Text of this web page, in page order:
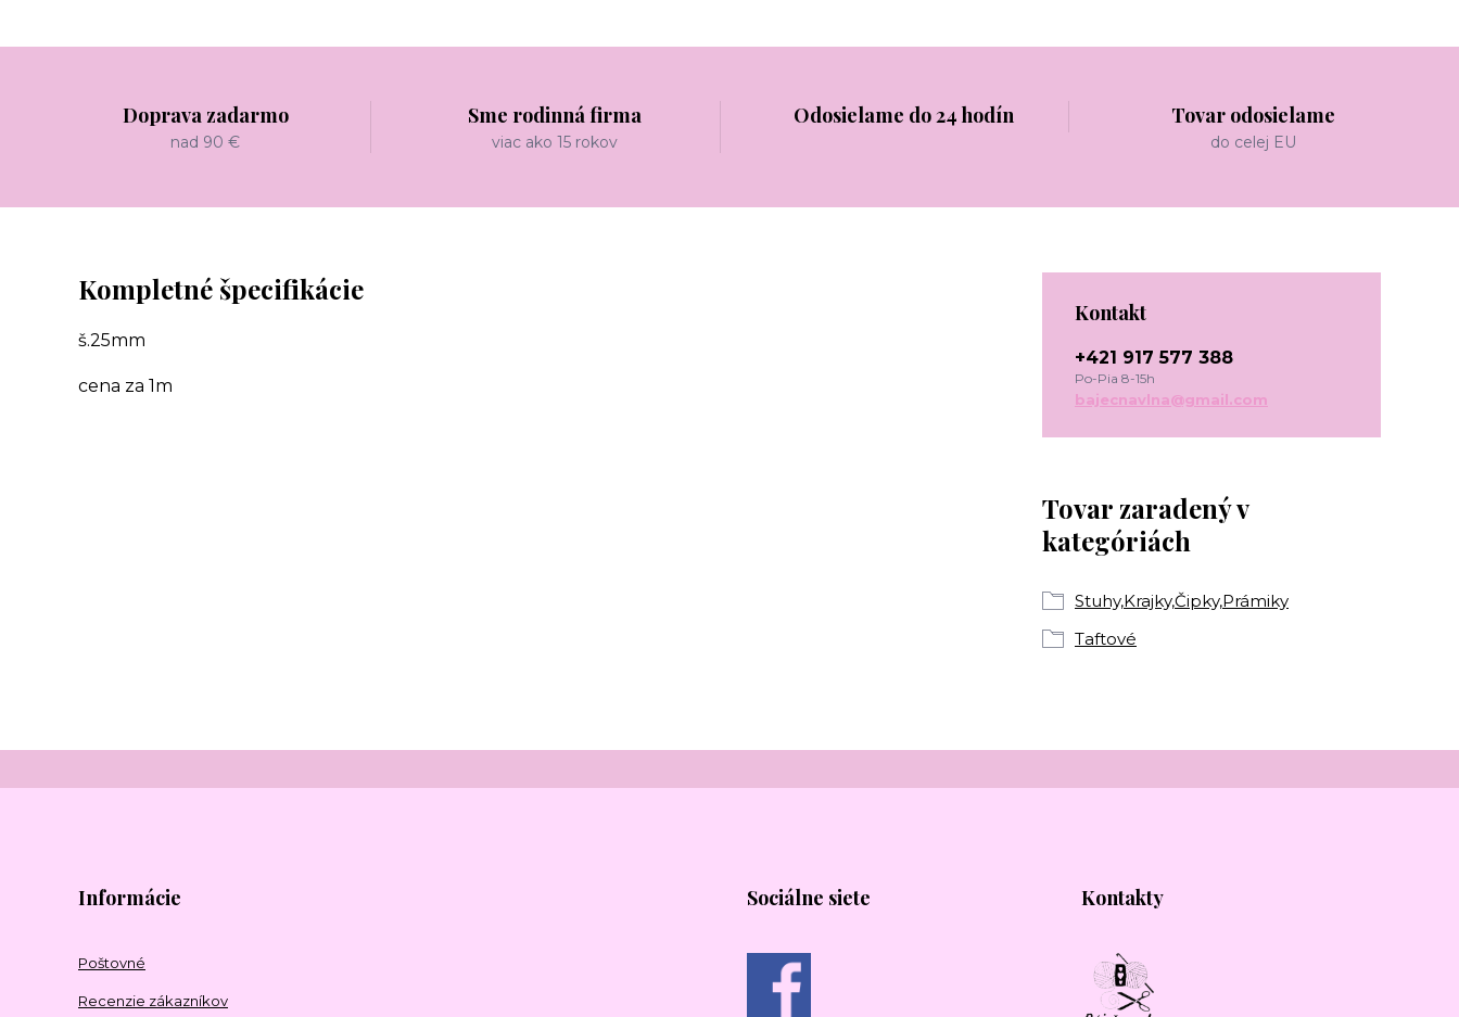
Doprava zadarmo
nad 90 €
Sme rodinná firma
viac ako 15 rokov
Odosielame do 24 hodín Tovar odosielame
do celej EU
Kompletné špecifikácie
š.25mm
cena za 1m
Tovar zaradený v
kategóriách
Stuhy,Krajky,Čipky,Prámiky
Taftové
Kontakt
+421 917 577 388
Po-Pia 8-15h
bajecnavlna@gmail.com
Informácie
Poštovné
Recenzie zákazníkov
Sociálne siete Kontakty